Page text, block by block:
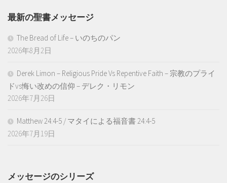
最新の聖書メッセージ
The Bread of Life – いのちのパン
2026年8月2日
Derek Limon – Religious Pride Vs Repentive Faith – 宗教のプライ
ドvs悔い改めの信仰 – デレク・リモン
2026年7月26日
Matthew 24:4-5 / マタイによる福音書 24:4-5
2026年7月19日
メッセージのシリーズ